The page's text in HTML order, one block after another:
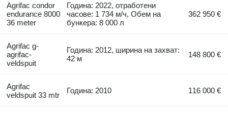
Agrifac condor
endurance 8000
36 meter
Година: 2022, отработени
часове: 1 734 м/ч, Обем на
бункера: 8 000 л
362 950 €
Agrifac g-
agrifac-
veldspuit
Година: 2012, ширина на захват:
42 м
148 800 €
Agrifac
veldspuit 33 mtr
Година: 2010 116 000 €